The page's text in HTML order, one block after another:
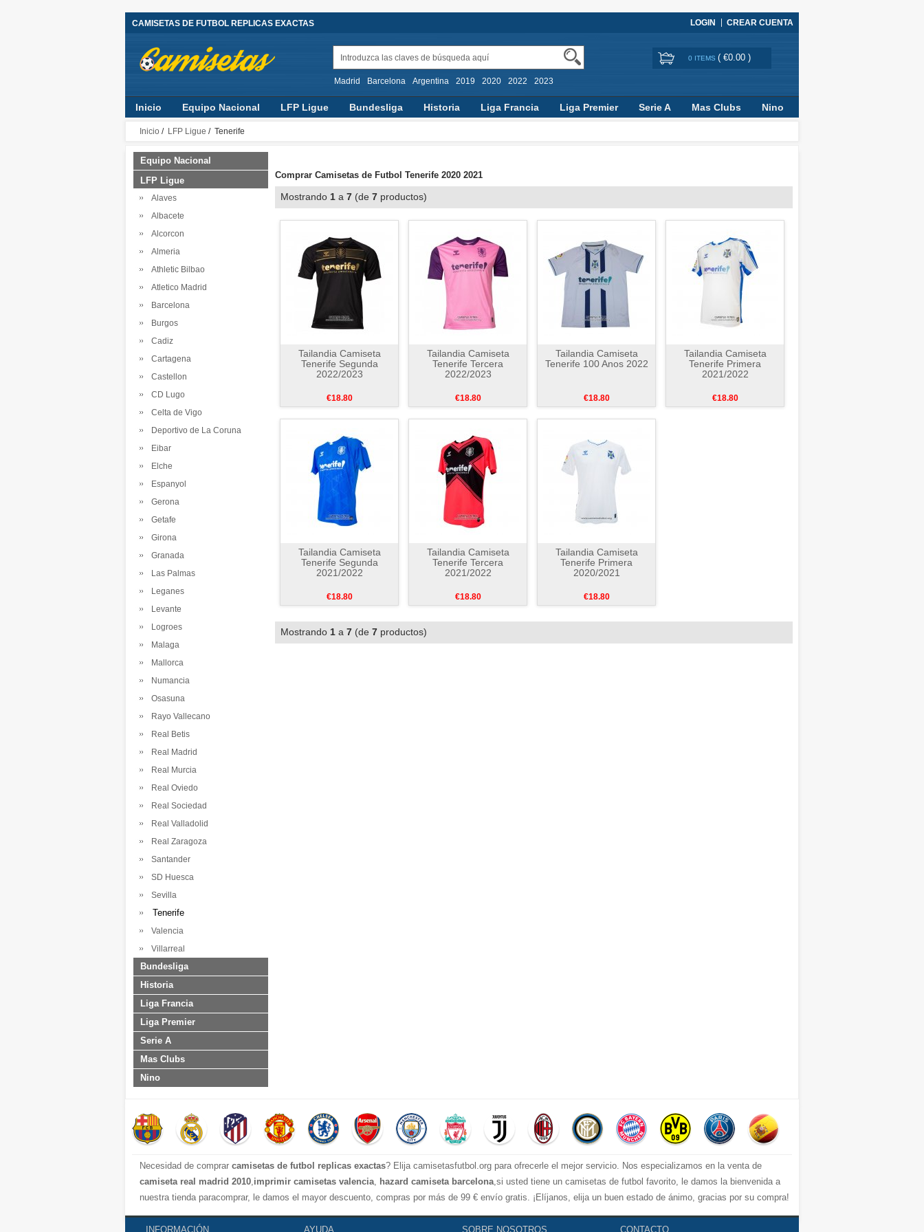
CAMISETAS DE FUTBOL REPLICAS EXACTAS LOGIN CREAR CUENTA
Madrid Barcelona Argentina 2019 2020 2022 2023
0 ITEMS ( €0.00 )
Inicio Equipo Nacional LFP Ligue Bundesliga Historia Liga Francia Liga Premier Serie A Mas Clubs Nino
Inicio / LFP Ligue / Tenerife
Equipo Nacional
LFP Ligue
Alaves
Albacete
Alcorcon
Almeria
Athletic Bilbao
Atletico Madrid
Barcelona
Burgos
Cadiz
Cartagena
Castellon
CD Lugo
Celta de Vigo
Deportivo de La Coruna
Eibar
Elche
Espanyol
Gerona
Getafe
Girona
Granada
Las Palmas
Leganes
Levante
Logroes
Malaga
Mallorca
Numancia
Osasuna
Rayo Vallecano
Real Betis
Real Madrid
Real Murcia
Real Oviedo
Real Sociedad
Real Valladolid
Real Zaragoza
Santander
SD Huesca
Sevilla
Tenerife
Valencia
Villarreal
Bundesliga
Historia
Liga Francia
Liga Premier
Serie A
Mas Clubs
Nino
Comprar Camisetas de Futbol Tenerife 2020 2021
Mostrando 1 a 7 (de 7 productos)
Tailandia Camiseta
Tenerife Segunda
2022/2023
€18.80
Tailandia Camiseta
Tenerife Tercera
2022/2023
€18.80
Tailandia Camiseta
Tenerife 100 Anos 2022
€18.80
Tailandia Camiseta
Tenerife Primera
2021/2022
€18.80
Tailandia Camiseta
Tenerife Segunda
2021/2022
€18.80
Tailandia Camiseta
Tenerife Tercera
2021/2022
€18.80
Tailandia Camiseta
Tenerife Primera
2020/2021
€18.80
Mostrando 1 a 7 (de 7 productos)
Necesidad de comprar camisetas de futbol replicas exactas? Elija camisetasfutbol.org para ofrecerle el mejor servicio. Nos especializamos en la venta de
camiseta real madrid 2010,imprimir camisetas valencia, hazard camiseta barcelona,si usted tiene un camisetas de futbol favorito, le damos la bienvenida a
nuestra tienda paracomprar, le damos el mayor descuento, compras por más de 99 € envío gratis. ¡Elíjanos, elija un buen estado de ánimo, gracias por su compra!
INFORMACIÓN AYUDA SOBRE NOSOTROS CONTACTO